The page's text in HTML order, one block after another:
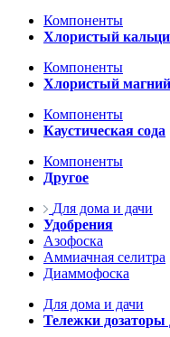
Компоненты
Хлористый
Компоненты
Хлористый магний
Компоненты
Каустическая сода
Компоненты
Другое
Для дома и дачи
Удобрения
Азофоска
Аммиачная селитра
Диаммофоска
Для дома и дачи
Тележки дозаторы